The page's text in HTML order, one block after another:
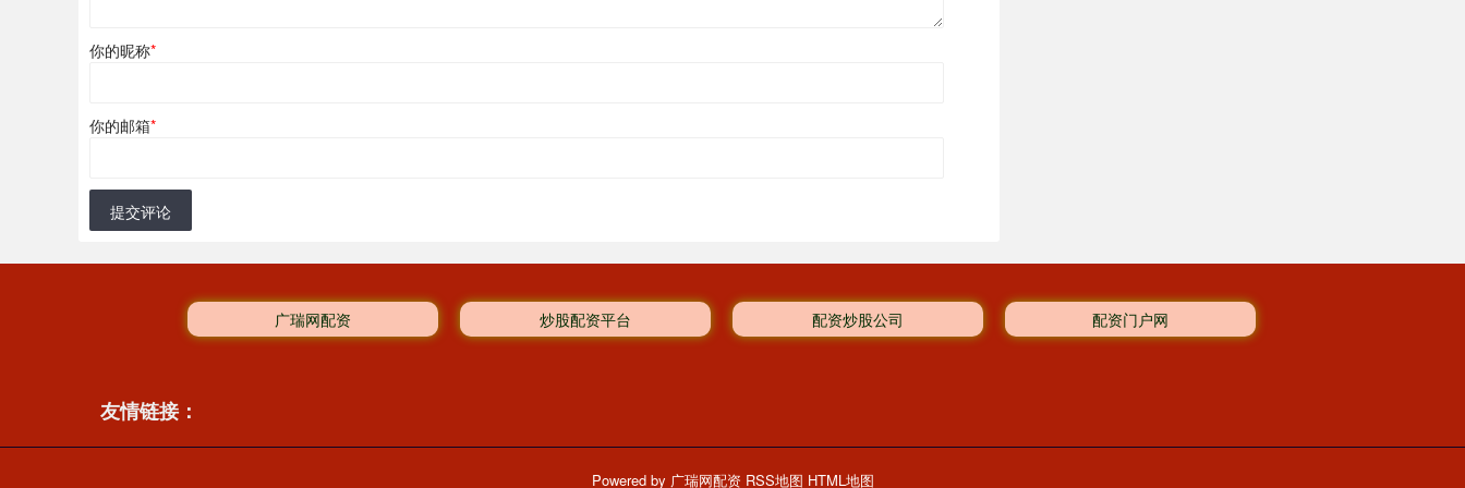
你的昵称*
你的邮箱*
提交评论
广瑞网配资 炒股配资平台 配资炒股公司 配资门户网
友情链接：
Powered by 广瑞网配资 RSS地图 HTML地图